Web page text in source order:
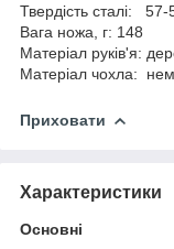
Твердість сталі:
Вага ножа, г: 148
Матеріал руків'я:
Матеріал чохла:
Приховати
Характеристики
Основні